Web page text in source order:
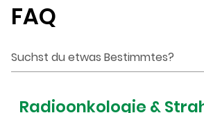
Antwort
FAQ
Radioonkologie &